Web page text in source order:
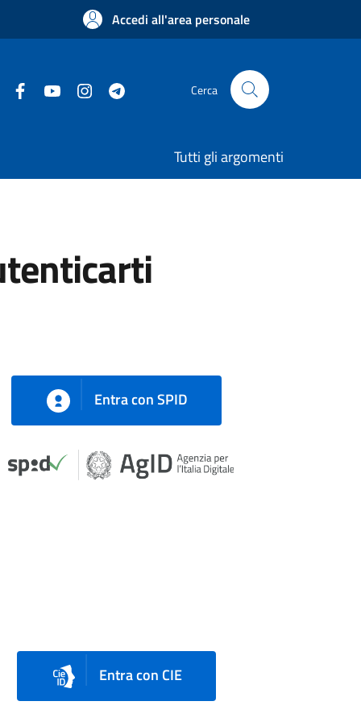
Accedi all'area personale
Cerca
Tutti gli argomenti
Entra con SPID
Entra con CIE